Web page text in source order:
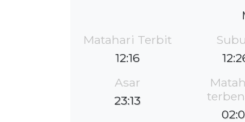
Matahari Terbit
12:16
Asar
23:13